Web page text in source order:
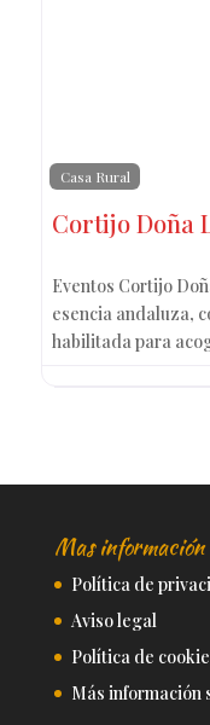
Casa Rural
Cortijo Doña
Eventos Cortijo
esencia andaluza,
habilitada para
Mas información
Política de
Aviso legal
Política de
Más información